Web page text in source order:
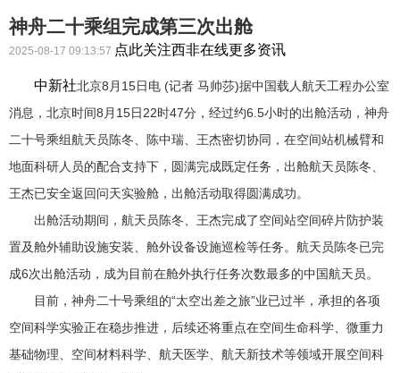
神舟二十乘组完成第三次出舱
2025-08-17 09:13:57 点此关注西非在线更多资讯
中新社北京8月15日电 (记者 马帅莎)据中国载人航天工程办公室
消息，北京时间8月15日22时47分，经过约6.5小时的出舱活动，神舟
二十号乘组航天员陈冬、陈中瑞、王杰密切协同，在空间站机械臂和
地面科研人员的配合支持下，圆满完成既定任务，出舱航天员陈冬、
王杰已安全返回问天实验舱，出舱活动取得圆满成功。
出舱活动期间，航天员陈冬、王杰完成了空间站空间碎片防护装
置及舱外辅助设施安装、舱外设备设施巡检等任务。航天员陈冬已完
成6次出舱活动，成为目前在舱外执行任务次数最多的中国航天员。
目前，神舟二十号乘组的“太空出差之旅”业已过半，承担的各项
空间科学实验正在稳步推进，后续还将重点在空间生命科学、微重力
基础物理、空间材料科学、航天医学、航天新技术等领域开展空间科